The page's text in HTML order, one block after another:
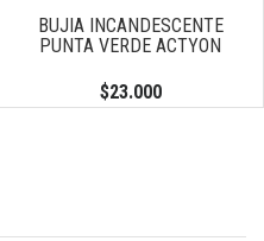
BUJIA INCANDESCENTE
PUNTA VERDE ACTYON
$23.000